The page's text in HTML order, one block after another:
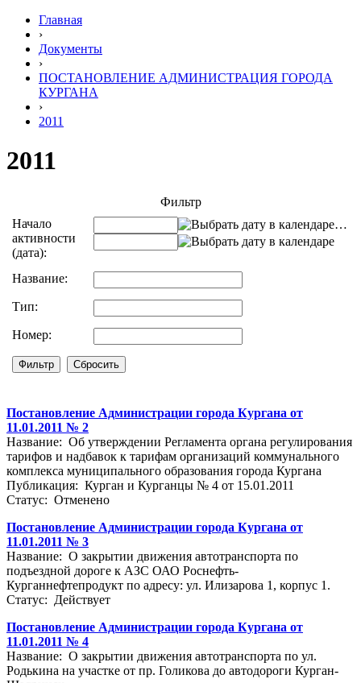
Главная
›
Документы
›
ПОСТАНОВЛЕНИЕ АДМИНИСТРАЦИЯ ГОРОДА
КУРГАНА
›
2011
2011
Фильтр
Начало
активности
(дата):
…
Название:
Тип:
Номер:
Постановление Администрации города Кургана от
11.01.2011 № 2
Название: Об утверждении Регламента органа регулирования
тарифов и надбавок к тарифам организаций коммунального
комплекса муниципального образования города Кургана
Публикация: Курган и Курганцы № 4 от 15.01.2011
Статус: Отменено
Постановление Администрации города Кургана от
11.01.2011 № 3
Название: О закрытии движения автотранспорта по
подъездной дороге к АЗС ОАО Роснефть-
Курганнефтепродукт по адресу: ул. Илизарова 1, корпус 1.
Статус: Действует
Постановление Администрации города Кургана от
11.01.2011 № 4
Название: О закрытии движения автотранспорта по ул.
Родькина на участке от пр. Голикова до автодороги Курган-